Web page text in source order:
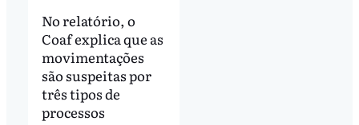
No relatório, o
Coaf explica que as
movimentações
são suspeitas por
três tipos de
processos